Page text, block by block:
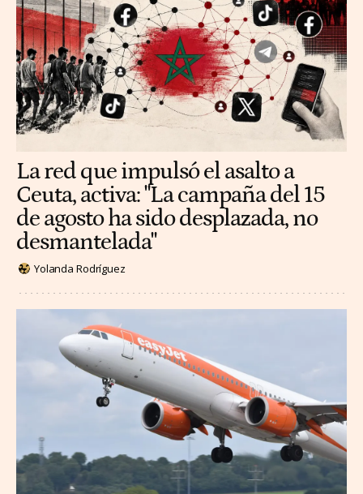
La red que impulsó el asalto a
Ceuta, activa: "La campaña del 15
de agosto ha sido desplazada, no
desmantelada"
Yolanda Rodríguez